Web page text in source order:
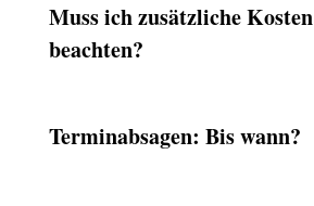
Muss ich zusätzliche Kosten
beachten?
Terminabsagen: Bis wann?